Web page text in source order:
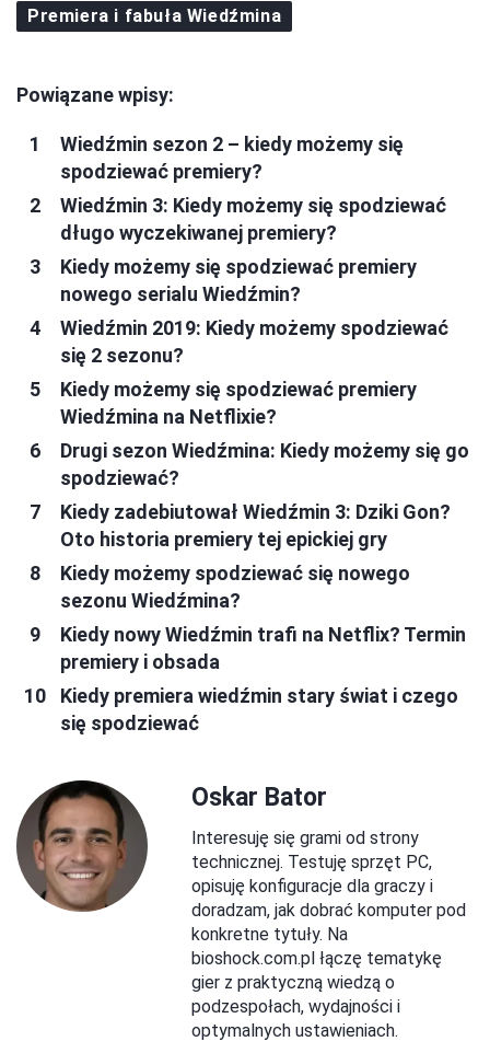
Premiera i fabuła Wiedźmina
Powiązane wpisy:
Wiedźmin sezon 2 – kiedy możemy się
spodziewać premiery?
Wiedźmin 3: Kiedy możemy się spodziewać
długo wyczekiwanej premiery?
Kiedy możemy się spodziewać premiery
nowego serialu Wiedźmin?
Wiedźmin 2019: Kiedy możemy spodziewać
się 2 sezonu?
Kiedy możemy się spodziewać premiery
Wiedźmina na Netflixie?
Drugi sezon Wiedźmina: Kiedy możemy się go
spodziewać?
Kiedy zadebiutował Wiedźmin 3: Dziki Gon?
Oto historia premiery tej epickiej gry
Kiedy możemy spodziewać się nowego
sezonu Wiedźmina?
Kiedy nowy Wiedźmin trafi na Netflix? Termin
premiery i obsada
Kiedy premiera wiedźmin stary świat i czego
się spodziewać
Oskar Bator
Interesuję się grami od strony
technicznej. Testuję sprzęt PC,
opisuję konfiguracje dla graczy i
doradzam, jak dobrać komputer pod
konkretne tytuły. Na
bioshock.com.pl łączę tematykę
gier z praktyczną wiedzą o
podzespołach, wydajności i
optymalnych ustawieniach.